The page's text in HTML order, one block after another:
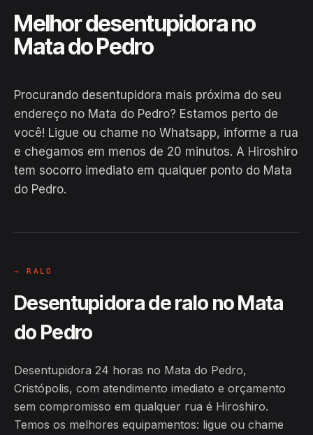
Melhor desentupidora no
Mata do Pedro
Procurando desentupidora mais próxima do seu
endereço no Mata do Pedro? Estamos perto de
você! Ligue ou chame no Whatsapp, informe a rua
e chegamos em menos de 20 minutos. A Hiroshiro
tem socorro imediato em qualquer ponto do Mata
do Pedro.
Hiroshiro · Mata do Pedro,
→ RALO
Desentupidora de ralo no Mata
do Pedro
Desentupidora 24 horas no Mata do Pedro,
Cristópolis, com atendimento imediato e orçamento
sem compromisso em qualquer rua é Hiroshiro.
Temos os melhores equipamentos: ligue ou chame